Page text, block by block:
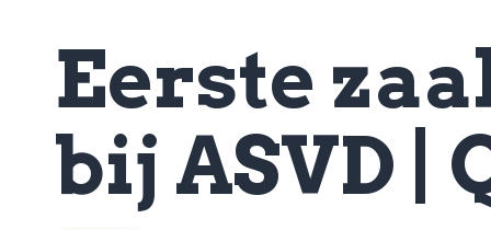
Eerste
bij ASVD |